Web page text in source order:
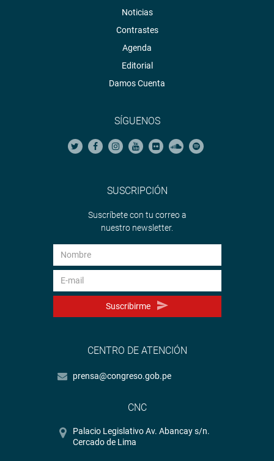
Noticias
Contrastes
Agenda
Editorial
Damos Cuenta
SÍGUENOS
SUSCRIPCIÓN
Suscríbete con tu correo a
nuestro newsletter.
Suscribirme
CENTRO DE ATENCIÓN
prensa@congreso.gob.pe
CNC
Palacio Legislativo Av. Abancay s/n.
Cercado de Lima